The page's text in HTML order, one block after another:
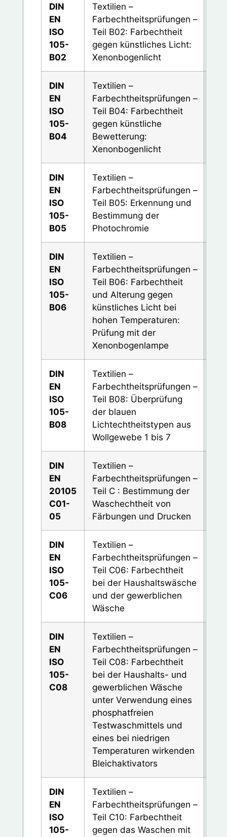
DIN
EN
ISO
105-
B02
Textilien –
Farbechtheitsprüfungen –
Teil B02: Farbechtheit
gegen künstliches Licht:
Xenonbogenlicht
DIN
EN
ISO
105-
B04
Textilien –
Farbechtheitsprüfungen –
Teil B04: Farbechtheit
gegen künstliche
Bewetterung:
Xenonbogenlicht
DIN
EN
ISO
105-
B05
Textilien –
Farbechtheitsprüfungen –
Teil B05: Erkennung und
Bestimmung der
Photochromie
DIN
EN
ISO
105-
B06
Textilien –
Farbechtheitsprüfungen –
Teil B06: Farbechtheit
und Alterung gegen
künstliches Licht bei
hohen Temperaturen:
Prüfung mit der
Xenonbogenlampe
DIN
EN
ISO
105-
B08
Textilien –
Farbechtheitsprüfungen –
Teil B08: Überprüfung
der blauen
Lichtechtheitstypen aus
Wollgewebe 1 bis 7
DIN
EN
20105
C01-
05
Textilien –
Farbechtheitsprüfungen –
Teil C : Bestimmung der
Waschechtheit von
Färbungen und Drucken
DIN
EN
ISO
105-
C06
Textilien –
Farbechtheitsprüfungen –
Teil C06: Farbechtheit
bei der Haushaltswäsche
und der gewerblichen
Wäsche
DIN
EN
ISO
105-
C08
Textilien –
Farbechtheitsprüfungen –
Teil C08: Farbechtheit
bei der Haushalts- und
gewerblichen Wäsche
unter Verwendung eines
phosphatfreien
Testwaschmittels und
eines bei niedrigen
Temperaturen wirkenden
Bleichaktivators
DIN
EN
ISO
105-
Textilien –
Farbechtheitsprüfungen –
Teil C10: Farbechtheit
gegen das Waschen mit